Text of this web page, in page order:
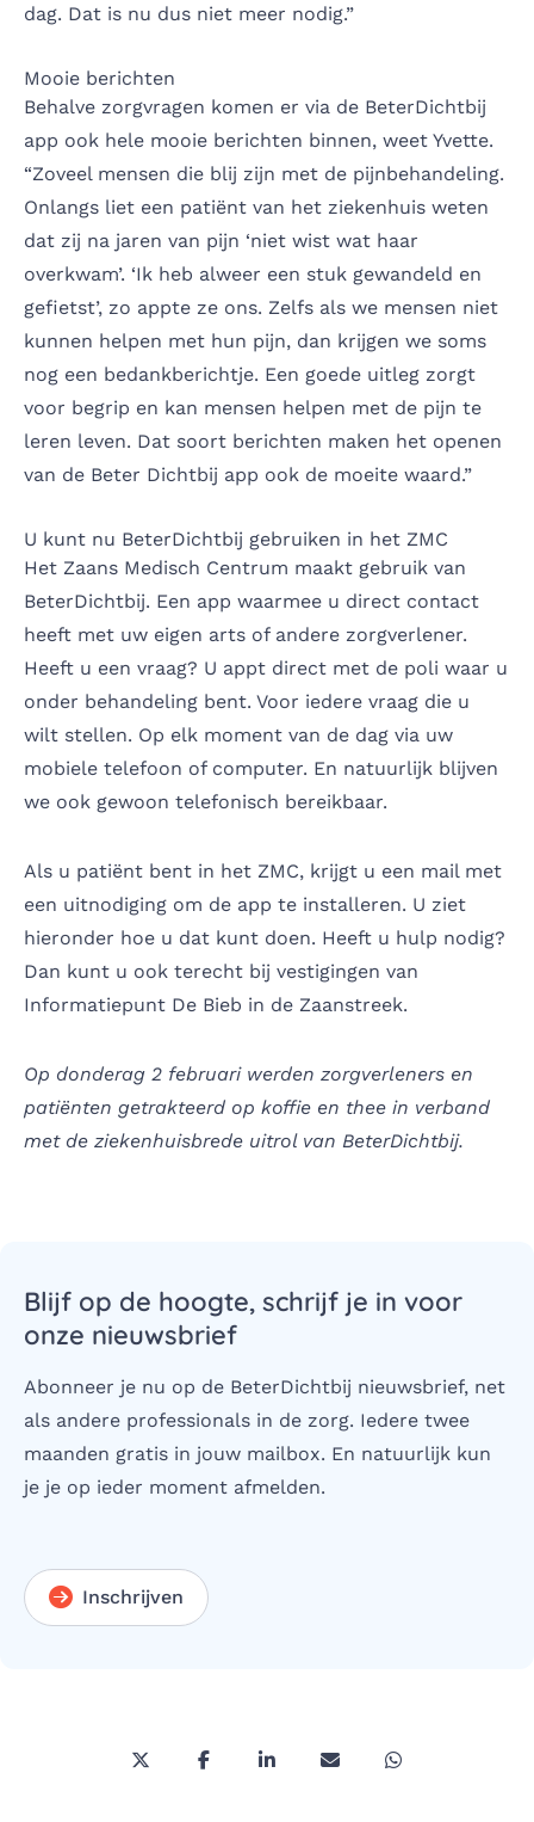
dag. Dat is nu dus niet meer nodig.”
Mooie berichten
Behalve zorgvragen komen er via de BeterDichtbij
app ook hele mooie berichten binnen, weet Yvette.
“Zoveel mensen die blij zijn met de pijnbehandeling.
Onlangs liet een patiënt van het ziekenhuis weten
dat zij na jaren van pijn ‘niet wist wat haar
overkwam’. ‘Ik heb alweer een stuk gewandeld en
gefietst’, zo appte ze ons. Zelfs als we mensen niet
kunnen helpen met hun pijn, dan krijgen we soms
nog een bedankberichtje. Een goede uitleg zorgt
voor begrip en kan mensen helpen met de pijn te
leren leven. Dat soort berichten maken het openen
van de Beter Dichtbij app ook de moeite waard.”
U kunt nu BeterDichtbij gebruiken in het ZMC
Het Zaans Medisch Centrum maakt gebruik van
BeterDichtbij. Een app waarmee u direct contact
heeft met uw eigen arts of andere zorgverlener.
Heeft u een vraag? U appt direct met de poli waar u
onder behandeling bent. Voor iedere vraag die u
wilt stellen. Op elk moment van de dag via uw
mobiele telefoon of computer. En natuurlijk blijven
we ook gewoon telefonisch bereikbaar.
Als u patiënt bent in het ZMC, krijgt u een mail met
een uitnodiging om de app te installeren. U ziet
hieronder hoe u dat kunt doen. Heeft u hulp nodig?
Dan kunt u ook terecht bij vestigingen van
Informatiepunt De Bieb in de Zaanstreek.
Op donderag 2 februari werden zorgverleners en
patiënten getrakteerd op koffie en thee in verband
met de ziekenhuisbrede uitrol van BeterDichtbij.
Blijf op de hoogte, schrijf je in voor
onze nieuwsbrief
Abonneer je nu op de BeterDichtbij nieuwsbrief, net
als andere professionals in de zorg. Iedere twee
maanden gratis in jouw mailbox. En natuurlijk kun
je je op ieder moment afmelden.
Inschrijven
Deel deze pagina via Twitter/X
Deel deze pagina op Facebook
Deel deze pagina op
Deel deze pagina via
Deel deze